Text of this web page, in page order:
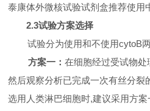
泰康体外微核试验试剂盒推荐使用
2.3试验方案选择
试验分为使用和不使用cytoB
方案一： 在细胞经过受试物处
然后观察分析已完成一次有丝分裂
选用人类淋巴细胞时,建议采用方